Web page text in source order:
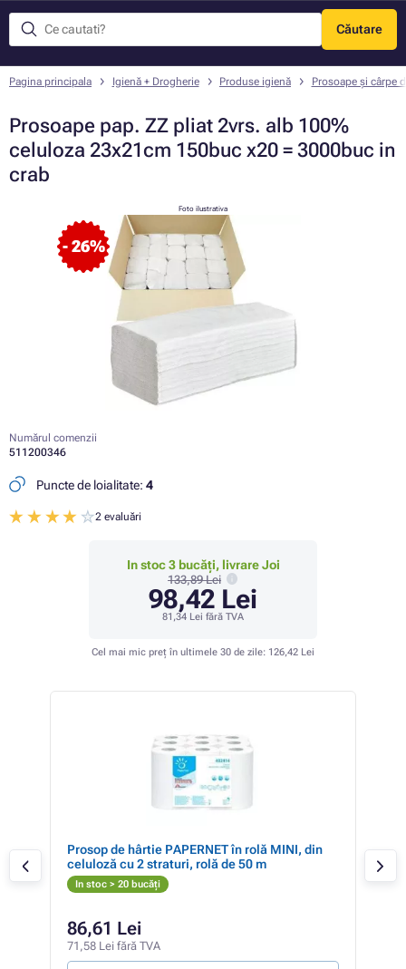
Căutare
Meniu
Pagina principala Igienă + Drogherie Produse igienă Prosoape și cârpe
Prosoape pap. ZZ pliat 2vrs. alb 100%
celuloza 23x21cm 150buc x20 = 3000buc in
crab
- 26%
Foto ilustrativa
Numărul comenzii
511200346
Puncte de loialitate: 4
2 evaluări
In stoc 3 bucăți, livrare Joi
133,89 Lei
98,42 Lei
81,34 Lei fără TVA
Cel mai mic preț în ultimele 30 de zile: 126,42 Lei
Prosop de hârtie PAPERNET în rolă MINI, din
celuloză cu 2 straturi, rolă de 50 m
In stoc > 20 bucăți
86,61 Lei
71,58 Lei fără TVA
In